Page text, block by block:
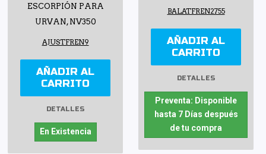
ESCORPIÓN PARA
URVAN, NV350
AJUSTFREN9
AÑADIR AL
CARRITO
DETALLES
En Existencia
BALATFREN2755
AÑADIR AL
CARRITO
DETALLES
Preventa: Disponible
hasta 7 Días después
de tu compra